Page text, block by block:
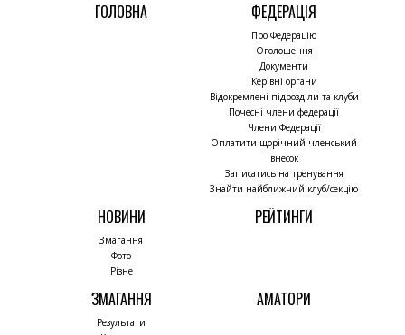
ГОЛОВНА ФЕДЕРАЦІЯ
Про Федерацію
Оголошення
Документи
Керівні органи
Відокремлені підрозділи та клуби
Почесні члени федерації
Члени Федерації
Оплатити щорічний членський
внесок
Записатись на тренування
Знайти найближчий клуб/секцію
НОВИНИ
Змагання
Фото
Різне
РЕЙТИНГИ
ЗМАГАННЯ
Результати
АМАТОРИ